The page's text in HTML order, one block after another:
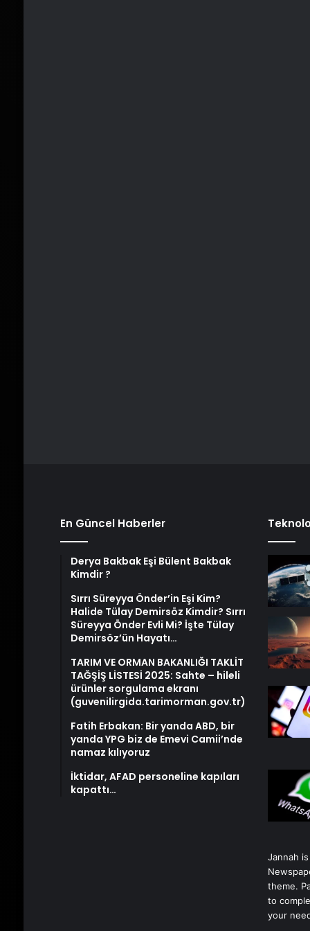
En Güncel Haberler
Derya Bakbak Eşi Bülent Bakbak
Kimdir ?
Sırrı Süreyya Önder’in Eşi Kim?
Halide Tülay Demirsöz Kimdir? Sırrı
Süreyya Önder Evli Mi? İşte Tülay
Demirsöz’ün Hayatı…
TARIM VE ORMAN BAKANLIĞI TAKLİT
TAĞŞİŞ LİSTESİ 2025: Sahte – hileli
ürünler sorgulama ekranı
(guvenilirgida.tarimorman.gov.tr)
Fatih Erbakan: Bir yanda ABD, bir
yanda YPG biz de Emevi Camii’nde
namaz kılıyoruz
İktidar, AFAD personeline kapıları
kapattı…
Jannah
theme.
to
your